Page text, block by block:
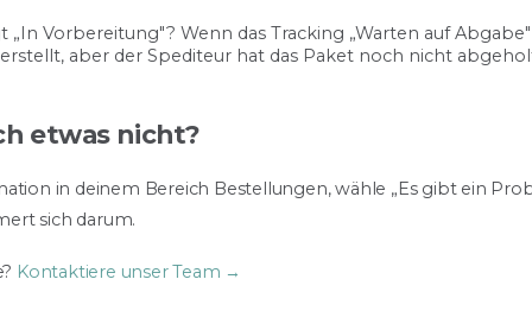
„In Vorbereitung"? Wenn das Tracking „Warten auf
aber der Spediteur hat das Paket noch nicht
etwas nicht?
in deinem Bereich Bestellungen, wähle „Es gibt ein
sich darum.
Kontaktiere unser Team →